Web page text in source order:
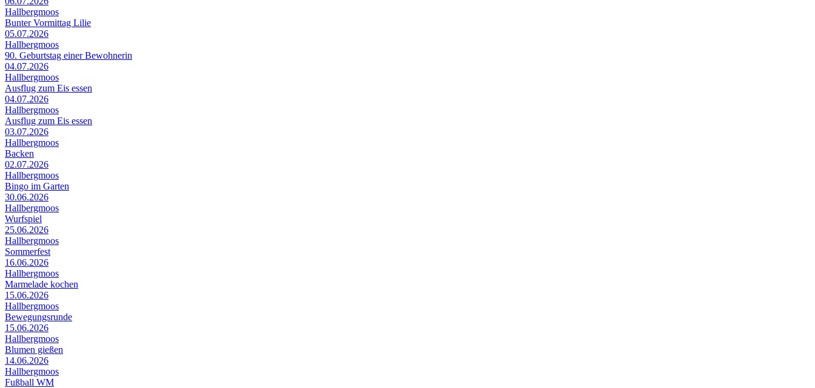
Hallbergmoos
Bunter Vormittag Lilie
05.07.2026
Hallbergmoos
90. Geburtstag einer Bewohnerin
04.07.2026
Hallbergmoos
Ausflug zum Eis essen
04.07.2026
Hallbergmoos
Ausflug zum Eis essen
03.07.2026
Hallbergmoos
Backen
02.07.2026
Hallbergmoos
Bingo im Garten
30.06.2026
Hallbergmoos
Wurfspiel
25.06.2026
Hallbergmoos
Sommerfest
16.06.2026
Hallbergmoos
Marmelade kochen
15.06.2026
Hallbergmoos
Bewegungsrunde
15.06.2026
Hallbergmoos
Blumen gießen
14.06.2026
Hallbergmoos
Fußball WM